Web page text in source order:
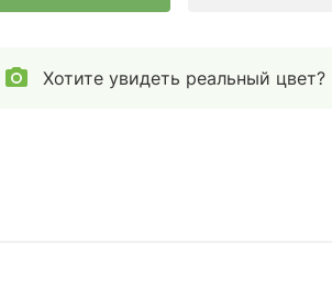
Хотите увидеть реальный цвет?